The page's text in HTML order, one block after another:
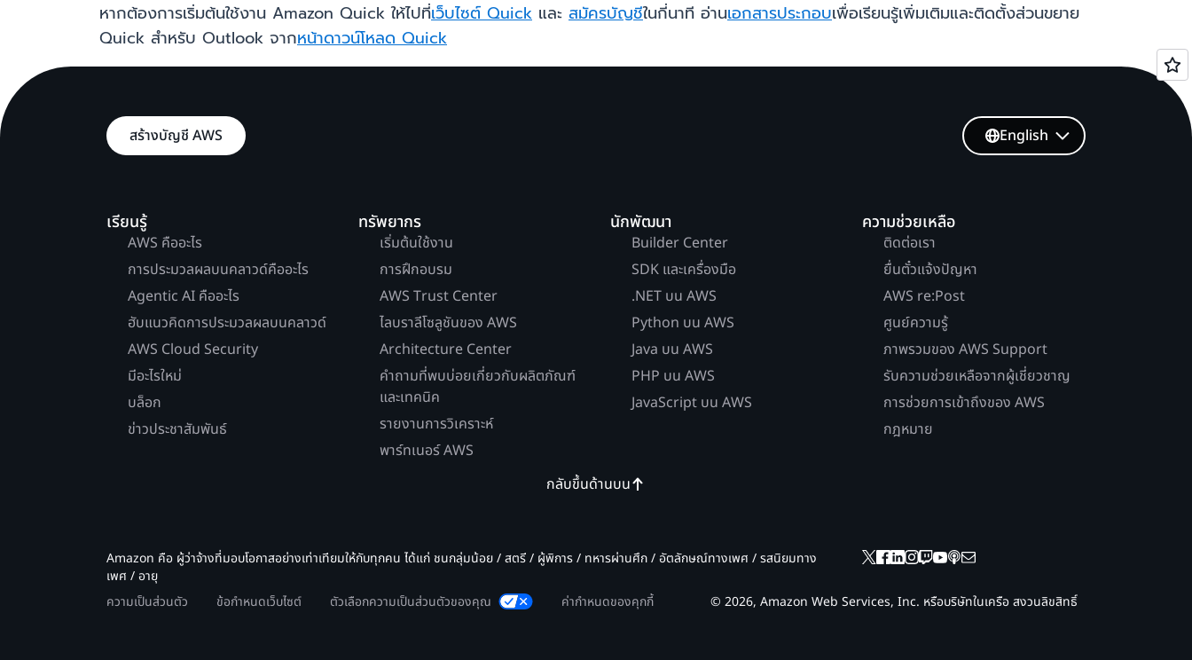
หากต้องการเริ่มต้นใช้งาน Amazon Quick ให้ไปที่เว็บไซต์ Quick และ สมัครบัญชีในกี่นาที อ่านเอกสารประกอบเพื่อเรียนรู้เพิ่มเติมและติดตั้งส่วนขยาย
Quick สำหรับ Outlook จากหน้าดาวน์โหลด Quick
สร้างบัญชี AWS
เรียนรู้
AWS คืออะไร
การประมวลผลบนคลาวด์คืออะไร
Agentic AI คืออะไร
ฮับแนวคิดการประมวลผลบนคลาวด์
AWS Cloud Security
มีอะไรใหม่
บล็อก
ข่าวประชาสัมพันธ์
ทรัพยากร
เริ่มต้นใช้งาน
การฝึกอบรม
AWS Trust Center
ไลบราลีโซลูชันของ AWS
Architecture Center
คำถามที่พบบ่อยเกี่ยวกับผลิตภัณฑ์
และเทคนิค
รายงานการวิเคราะห์
พาร์ทเนอร์ AWS
นักพัฒนา
Builder Center
SDK และเครื่องมือ
.NET บน AWS
Python บน AWS
Java บน AWS
PHP บน AWS
JavaScript บน AWS
ความช่วยเหลือ
ติดต่อเรา
ยื่นตั๋วแจ้งปัญหา
AWS re:Post
ศูนย์ความรู้
ภาพรวมของ AWS Support
รับความช่วยเหลือจากผู้เชี่ยวชาญ
การช่วยการเข้าถึงของ AWS
กฎหมาย
English
กลับขึ้นด้านบน
Amazon คือ ผู้ว่าจ้างที่มอบโอกาสอย่างเท่าเทียมให้กับทุกคน ได้แก่ ชนกลุ่มน้อย / สตรี / ผู้พิการ / ทหารผ่านศึก / อัตลักษณ์ทางเพศ / รสนิยมทาง
เพศ / อายุ
ความเป็นส่วนตัว
ข้อกำหนดเว็บไซต์ ตัวเลือกความเป็นส่วนตัวของคุณ ค่ากำหนดของคุกกี้ © 2026, Amazon Web Services, Inc. หรือบริษัทในเครือ สงวนลิขสิทธิ์